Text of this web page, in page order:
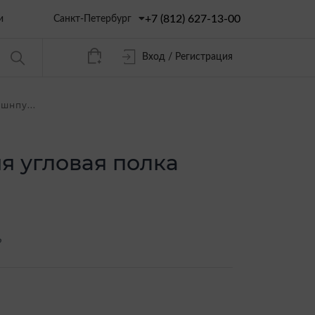
Санкт-Петербург +7 (812) 627-13-00
Вход / Регистрация
угловая полка